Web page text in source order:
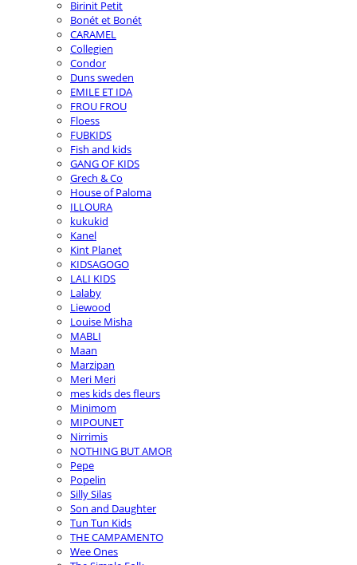
Birinit Petit
Bonét et Bonét
CARAMEL
Collegien
Condor
Duns sweden
EMILE ET IDA
FROU FROU
Floess
FUBKIDS
Fish and kids
GANG OF KIDS
Grech & Co
House of Paloma
ILLOURA
kukukid
Kanel
Kint Planet
KIDSAGOGO
LALI KIDS
Lalaby
Liewood
Louise Misha
MABLI
Maan
Marzipan
Meri Meri
mes kids des fleurs
Minimom
MIPOUNET
Nirrimis
NOTHING BUT AMOR
Pepe
Popelin
Silly Silas
Son and Daughter
Tun Tun Kids
THE CAMPAMENTO
Wee Ones